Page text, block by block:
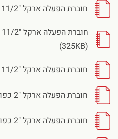
חוברת הפעלה ארקל "11/2 קצר (532KB)
(325KB)
חוברת הפעלה ארקל "11/2 סופר (588KB)
חוברת הפעלה ארקל "2 כפול (805KB)
חוברת הפעלה ארקל "2 כפול לייט (747KB)